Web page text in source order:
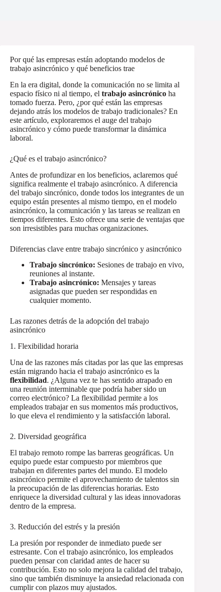
Por qué las empresas están adoptando modelos de
trabajo asincrónico y qué beneficios trae
En la era digital, donde la comunicación no se limita al
espacio físico ni al tiempo, el trabajo asincrónico ha
tomado fuerza. Pero, ¿por qué están las empresas
dejando atrás los modelos de trabajo tradicionales? En
este artículo, exploraremos el auge del trabajo
asincrónico y cómo puede transformar la dinámica
laboral.
¿Qué es el trabajo asincrónico?
Antes de profundizar en los beneficios, aclaremos qué
significa realmente el trabajo asincrónico. A diferencia
del trabajo sincrónico, donde todos los integrantes de un
equipo están presentes al mismo tiempo, en el modelo
asincrónico, la comunicación y las tareas se realizan en
tiempos diferentes. Esto ofrece una serie de ventajas que
son irresistibles para muchas organizaciones.
Diferencias clave entre trabajo sincrónico y asincrónico
Trabajo sincrónico: Sesiones de trabajo en vivo,
reuniones al instante.
Trabajo asincrónico: Mensajes y tareas
asignadas que pueden ser respondidas en
cualquier momento.
Las razones detrás de la adopción del trabajo
asincrónico
1. Flexibilidad horaria
Una de las razones más citadas por las que las empresas
están migrando hacia el trabajo asincrónico es la
flexibilidad. ¿Alguna vez te has sentido atrapado en
una reunión interminable que podría haber sido un
correo electrónico? La flexibilidad permite a los
empleados trabajar en sus momentos más productivos,
lo que eleva el rendimiento y la satisfacción laboral.
2. Diversidad geográfica
El trabajo remoto rompe las barreras geográficas. Un
equipo puede estar compuesto por miembros que
trabajan en diferentes partes del mundo. El modelo
asincrónico permite el aprovechamiento de talentos sin
la preocupación de las diferencias horarias. Esto
enriquece la diversidad cultural y las ideas innovadoras
dentro de la empresa.
3. Reducción del estrés y la presión
La presión por responder de inmediato puede ser
estresante. Con el trabajo asincrónico, los empleados
pueden pensar con claridad antes de hacer su
contribución. Esto no solo mejora la calidad del trabajo,
sino que también disminuye la ansiedad relacionada con
cumplir con plazos muy ajustados.